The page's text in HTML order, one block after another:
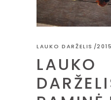
LAUKO DARŽELIS
LAUKO